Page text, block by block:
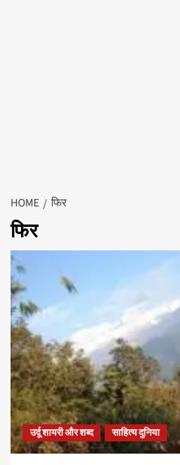
HOME फिर
फिर
उर्दू शायरी और शब्द साहित्य दुनिया